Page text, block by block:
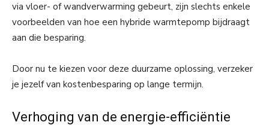
via vloer- of wandverwarming gebeurt, zijn slechts enkele
voorbeelden van hoe een hybride warmtepomp bijdraagt
aan die besparing.
Door nu te kiezen voor deze duurzame oplossing, verzeker
je jezelf van kostenbesparing op lange termijn.
Verhoging van de energie-efficiëntie